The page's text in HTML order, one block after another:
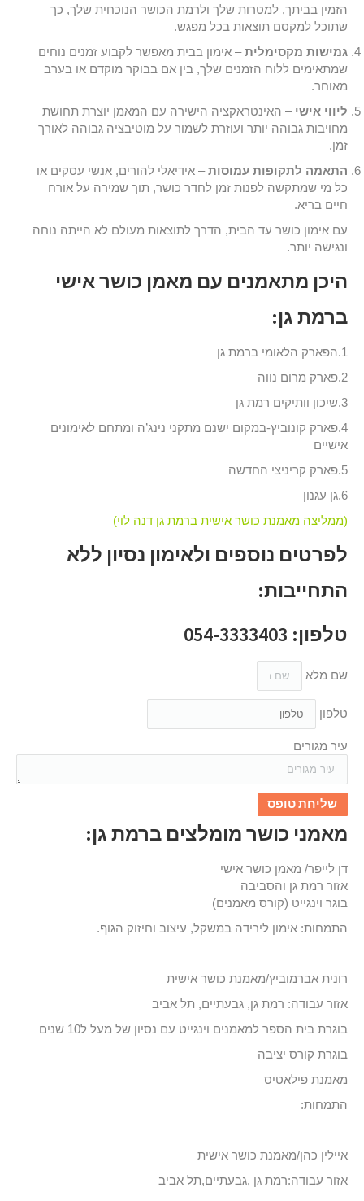
הזמין בביתך, למטרות שלך ולרמת הכושר הנוכחית שלך, כך
שתוכל למקסם תוצאות בכל מפגש.
גמישות מקסימלית– אימון בבית מאפשר לקבוע זמנים נוחים
שמתאימים ללוח הזמנים שלך, בין אם בבוקר מוקדם או בערב
מאוחר.
ליווי אישי – האינטראקציה הישירה עם המאמן יוצרת תחושת
מחויבות גבוהה יותר ועוזרת לשמור על מוטיבציה גבוהה לאורך
זמן.
התאמה לתקופות עמוסות– אידיאלי להורים, אנשי עסקים או
כל מי שמתקשה לפנות זמן לחדר כושר, תוך שמירה על אורח
חיים בריא.
עם אימון כושר עד הבית, הדרך לתוצאות מעולם לא הייתה נוחה
ונגישה יותר.
היכן מתאמנים עם מאמן כושר אישי
ברמת גן:
1.הפארק הלאומי ברמת גן
2.פארק מרום נווה
3.שיכון וותיקים רמת גן
4.פארק קונוביץ-במקום ישנם מתקני נינג’ה ומתחם לאימונים
אישיים
5.פארק קריניצי החדשה
6.גן עגנון
(ממליצה מאמנת כושר אישית ברמת גן דנה לוי)
לפרטים נוספים ולאימון נסיון ללא
התחייבות:
טלפון: 054-3333403
שם מלא
טלפון
עיר מגורים
שליחת טופס
מאמני כושר מומלצים ברמת גן:
דן לייפר/ מאמן כושר אישי
אזור רמת גן והסביבה
בוגר וינגייט (קורס מאמנים)
התמחות: אימון לירידה במשקל, עיצוב וחיזוק הגוף.
רונית אברמוביץ/מאמנת כושר אישית
אזור עבודה: רמת גן, גבעתיים, תל אביב
בוגרת בית הספר למאמנים וינגייט עם נסיון של מעל ל10 שנים
בוגרת קורס יציבה
מאמנת פילאטיס
התמחות:
איילין כהן/מאמנת כושר אישית
אזור עבודה:רמת גן ,גבעתיים,תל אביב